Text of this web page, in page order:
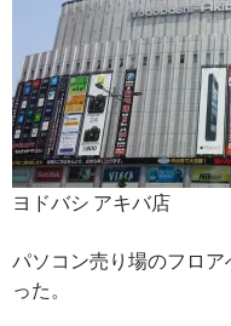
ヨドバシ アキバ店
パソコン売り場のフロ
った。